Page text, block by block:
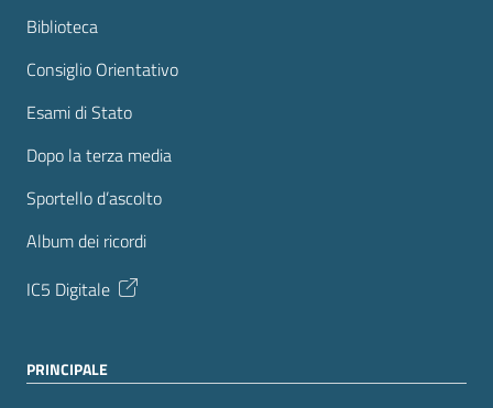
Biblioteca
Consiglio Orientativo
Esami di Stato
Dopo la terza media
Sportello d’ascolto
Album dei ricordi
IC5 Digitale
PRINCIPALE